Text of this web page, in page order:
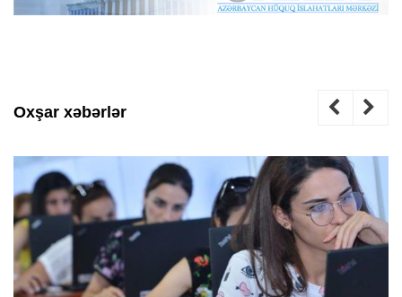
Oxşar xəbərlər